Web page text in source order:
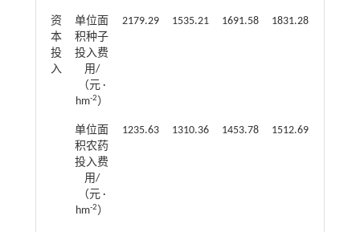
资
本
投
入
单位面
积种子
投入费
用/
（元 ·
hm-2）
2179.29 1535.21 1691.58 1831.28
单位面
积农药
投入费
用/
（元 ·
hm-2）
1235.63 1310.36 1453.78 1512.69